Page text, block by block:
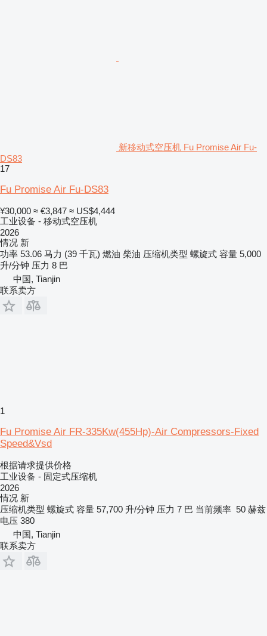
新移动式空压机 Fu Promise Air Fu-
DS83
17
Fu Promise Air Fu-DS83
¥30,000 ≈ €3,847 ≈ US$4,444
工业设备 - 移动式空压机
2026
情况 新
功率 53.06 马力 (39 千瓦) 燃油 柴油 压缩机类型 螺旋式 容量 5,000
升/分钟 压力 8 巴
中国, Tianjin
联系卖方
1
Fu Promise Air FR-335Kw(455Hp)-Air Compressors-Fixed
Speed&Vsd
根据请求提供价格
工业设备 - 固定式压缩机
2026
情况 新
压缩机类型 螺旋式 容量 57,700 升/分钟 压力 7 巴 当前频率 50 赫兹
电压 380
中国, Tianjin
联系卖方